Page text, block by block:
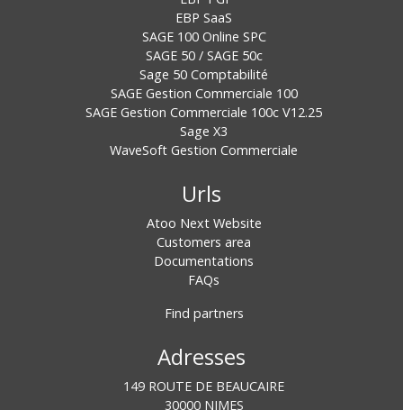
EBP SaaS
SAGE 100 Online SPC
SAGE 50 / SAGE 50c
Sage 50 Comptabilité
SAGE Gestion Commerciale 100
SAGE Gestion Commerciale 100c V12.25
Sage X3
WaveSoft Gestion Commerciale
Urls
Atoo Next Website
Customers area
Documentations
FAQs
Find partners
Adresses
149 ROUTE DE BEAUCAIRE
30000 NIMES